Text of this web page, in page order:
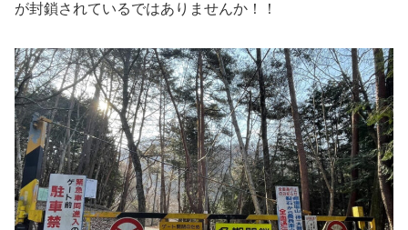
が封鎖されているではありませんか！！